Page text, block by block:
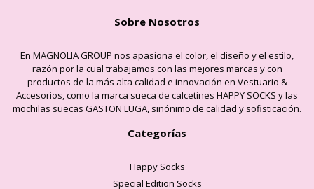
Sobre Nosotros
En MAGNOLIA GROUP nos apasiona el color, el diseño y el estilo,
razón por la cual trabajamos con las mejores marcas y con
productos de la más alta calidad e innovación en Vestuario &
Accesorios, como la marca sueca de calcetines HAPPY SOCKS y las
mochilas suecas GASTON LUGA, sinónimo de calidad y sofisticación.
Categorías
Happy Socks
Special Edition Socks